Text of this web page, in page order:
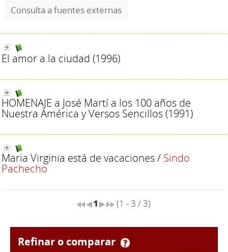
Consulta a fuentes externas
El amor a la ciudad (1996)
HOMENAJE a José Martí a los 100 años de
Nuestra América y Versos Sencillos(1991)
Maria Virginia está de vacaciones/ Sindo
Pachecho
1 (1 - 3 / 3)
refinar o comparar